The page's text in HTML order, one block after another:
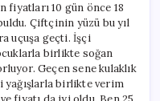
fiyatları 10 gün önce 18
Çiftçinin yüzü bu yıl
uçuşa geçti. İşçi
birlikte soğan
Geçen sene kulaklık
yağışlarla birlikte verim